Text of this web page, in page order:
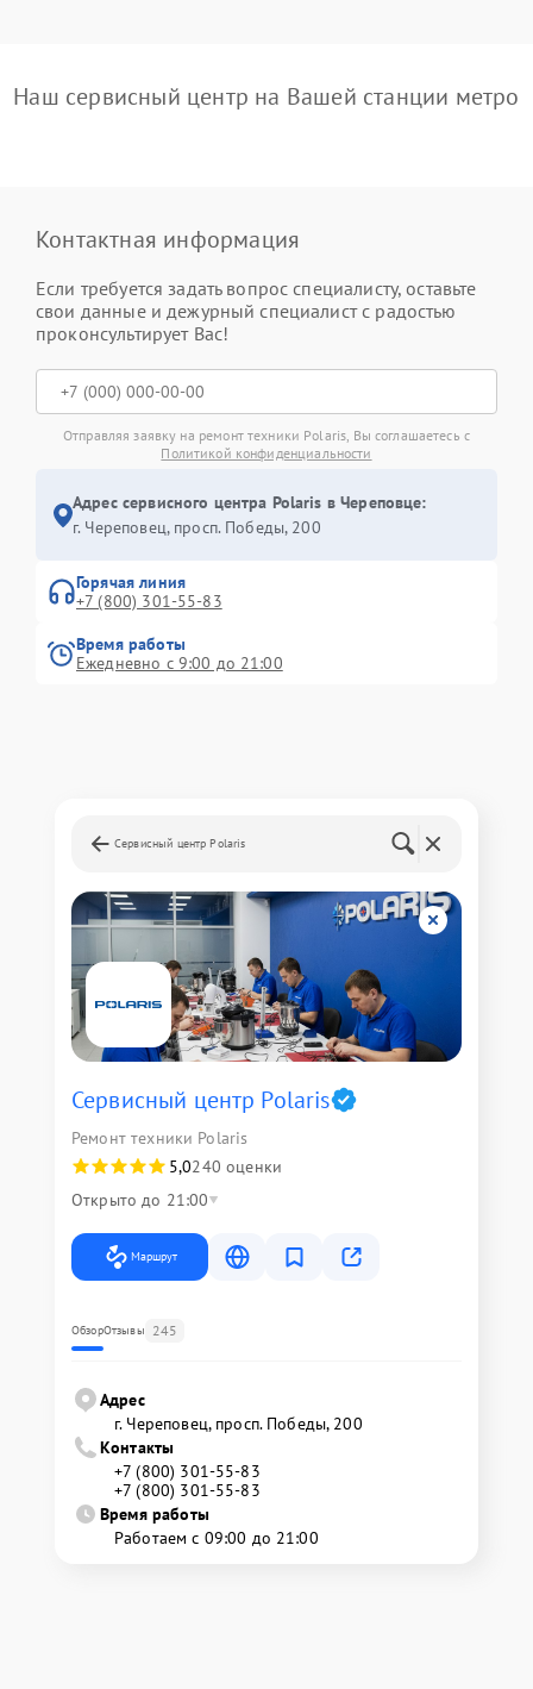
Наш сервисный центр на Вашей станции метро
Контактная информация
Если требуется задать вопрос специалисту, оставьте
свои данные и дежурный специалист с радостью
проконсультирует Вас!
Отправляя заявку на ремонт техники Polaris, Вы соглашаетесь с
Политикой конфиденциальности
Адрес сервисного центра Polaris в Череповце:
г. Череповец, просп. Победы, 200
Горячая линия
+7 (800) 301-55-83
Время работы
Ежедневно с 9:00 до 21:00
Сервисный центр Polaris
Сервисный центр Polaris
Ремонт техники Polaris
5,0240 оценки
Открыто до 21:00
Маршрут
ОбзорОтзывы 245
Адрес
г. Череповец, просп. Победы, 200
Контакты
+7 (800) 301-55-83
+7 (800) 301-55-83
Время работы
Работаем с 09:00 до 21:00